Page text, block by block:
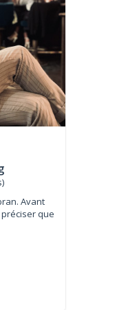
Avant
que